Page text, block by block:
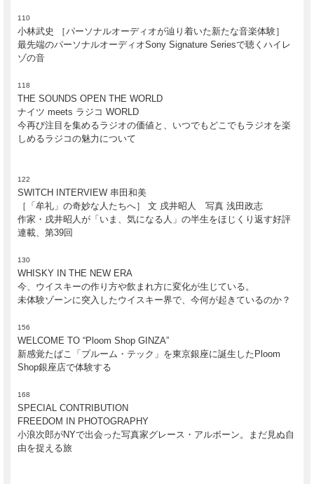
《SWITCH WEB特典》
表紙イメージ・オリジナルA2ポスター付き！
2017年12月20日発売
110
小林武史 ［パーソナルオーディオが辿り着いた新たな音楽体験］
最先端のパーソナルオーディオSony Signature Seriesで聴くハイレ
ゾの音
118
THE SOUNDS OPEN THE WORLD
ナイツ meets ラジコ WORLD
今再び注目を集めるラジオの価値と、いつでもどこでもラジオを楽
しめるラジコの魅力について
122
SWITCH INTERVIEW 串田和美
［「牟礼」の奇妙な人たちへ］ 文 戌井昭人 写真 浅田政志
作家・戌井昭人が「いま、気になる人」の半生をほじくり返す好評
連載、第39回
130
WHISKY IN THE NEW ERA
今、ウイスキーの作り方や飲まれ方に変化が生じている。
未体験ゾーンに突入したウイスキー界で、今何が起きているのか？
156
WELCOME TO “Ploom Shop GINZA”
新感覚たばこ「プルーム・テック」を東京銀座に誕生したPloom
Shop銀座店で体験する
168
SPECIAL CONTRIBUTION
FREEDOM IN PHOTOGRAPHY
小浪次郎がNYで出会った写真家グレース・アルボーン。まだ見ぬ自
由を捉える旅